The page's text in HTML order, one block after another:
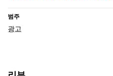
범주
광고